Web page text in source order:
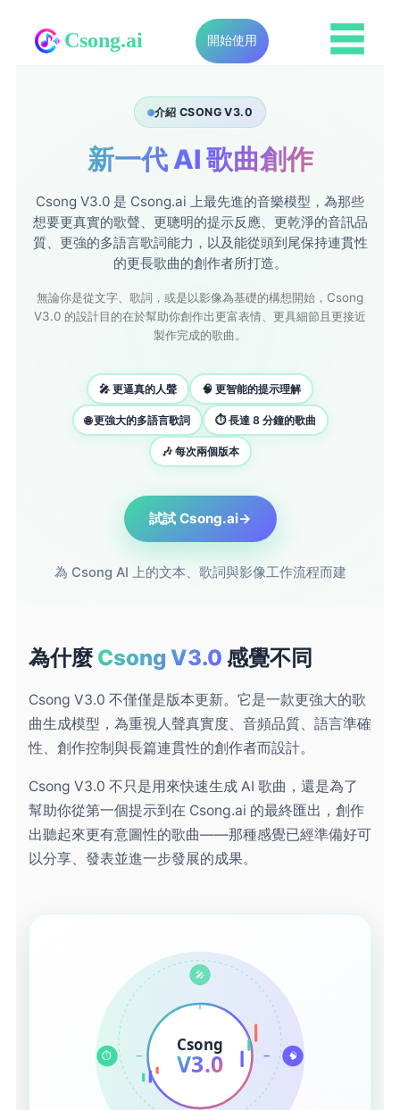
Csong.ai 開始使用 ☰
介紹 CSONG V3.0
新一代 AI 歌曲創作
Csong V3.0 是 Csong.ai 上最先進的音樂模型，為那些
想要更真實的歌聲、更聰明的提示反應、更乾淨的音訊品
質、更強的多語言歌詞能力，以及能從頭到尾保持連貫性
的更長歌曲的創作者所打造。
無論你是從文字、歌詞，或是以影像為基礎的構想開始，Csong
V3.0 的設計目的在於幫助你創作出更富表情、更具細節且更接近
製作完成的歌曲。
🎤 更逼真的人聲 🧠 更智能的提示理解
🌐 更強大的多語言歌詞 ⏱️ 長達 8 分鐘的歌曲
🎶 每次兩個版本
試試 Csong.ai→
為 Csong AI 上的文本、歌詞與影像工作流程而建
為什麼Csong V3.0 感覺不同
Csong V3.0 不僅僅是版本更新。它是一款更強大的歌
曲生成模型，為重視人聲真實度、音頻品質、語言準確
性、創作控制與長篇連貫性的創作者而設計。
Csong V3.0 不只是用來快速生成 AI 歌曲，還是為了
幫助你從第一個提示到在 Csong.ai 的最終匯出，創作
出聽起來更有意圖性的歌曲——那種感覺已經準備好可
以分享、發表並進一步發展的成果。
Csong
V3.0
🎤
🧠
⏱️